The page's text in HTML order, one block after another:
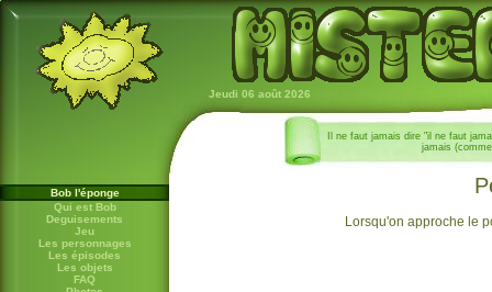
Il ne faut jamais dire "il ne faut
jamais
Jeudi 06 août 2026
Bob l'éponge
Qui est Bob
Deguisements
Jeu
Les personnages
Les épisodes
Les objets
FAQ
Lorsqu'on approche le